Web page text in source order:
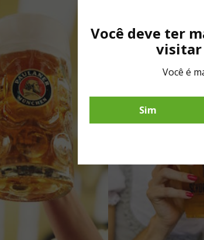
Você deve ter
visitar
Você é
Sim